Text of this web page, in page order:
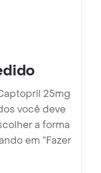
25mg
você deve
a forma
em ”Fazer